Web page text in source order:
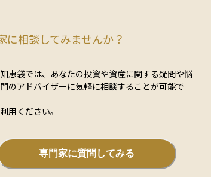
リスクを抑
人気の理由で
変化などの影
昇すると、R
るため、市場
がら投資判
やコストを
選択肢とな
。
て扱われま
はキャピタ
概念を指し
後者が課税
いがありま
、税金を計
使われ方を
です。
分配金の有無や頻度は投資信託の商品
は、「お金が戻ってくる」という安心
がありますが、長期的な資産形成を考
に相談してみませんか？
恵袋では、あなたの投資や資産に関する疑問や悩
のアドバイザーに気軽に相談することが可能で
用ください。
専門家に質問してみる